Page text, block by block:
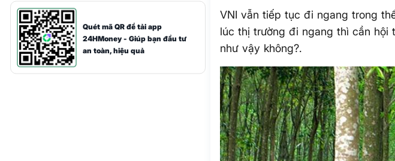
Quét mã QR để tải app
24HMoney - Giúp bạn đầu tư
an toàn, hiệu quả
VNI vẫn tiếp tục đi ngang trong
lúc thị trường đi ngang thì cần hội
như vậy không?.